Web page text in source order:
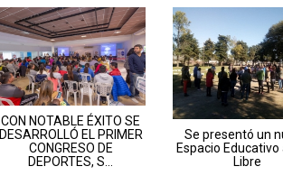
CON NOTABLE ÉXITO SE
DESARROLLÓ EL PRIMER
CONGRESO DE
DEPORTES, S...
Se presentó un
Espacio Educativo
Libre